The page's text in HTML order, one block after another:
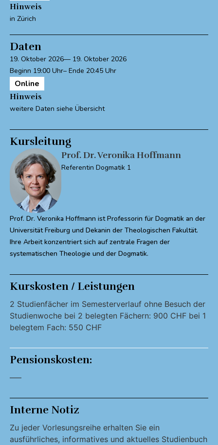
Hinweis
in Zürich
Daten
19. Oktober 2026
19. Oktober 2026
19:00
20:45
Online
Hinweis
weitere Daten siehe Übersicht
Kursleitung
Prof. Dr. Veronika Hoffmann
Referentin Dogmatik 1
Prof. Dr. Veronika Hoffmann ist Professorin für Dogmatik an der
Universität Freiburg und Dekanin der Theologischen Fakultät.
Ihre Arbeit konzentriert sich auf zentrale Fragen der
systematischen Theologie und der Dogmatik.
Kurskosten / Leistungen
2 Studienfächer im Semesterverlauf ohne Besuch der
Studienwoche bei 2 belegten Fächern: 900 CHF bei 1
belegtem Fach: 550 CHF
Pensionskosten:
—–
Interne Notiz
Zu jeder Vorlesungsreihe erhalten Sie ein
ausführliches, informatives und aktuelles Studienbuch